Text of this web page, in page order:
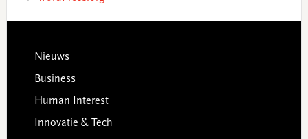
Footer
Nieuws
Business
Human Interest
Innovatie & Tech